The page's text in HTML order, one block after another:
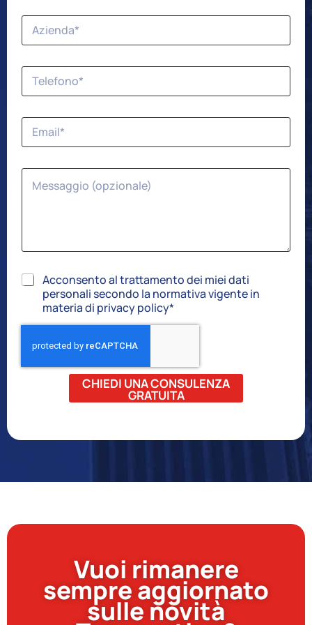
Acconsento al trattamento dei miei dati
personali secondo la normativa vigente in
materia di privacy policy*
CHIEDI UNA CONSULENZA
GRATUITA
Vuoi rimanere
sempre aggiornato
sulle novità